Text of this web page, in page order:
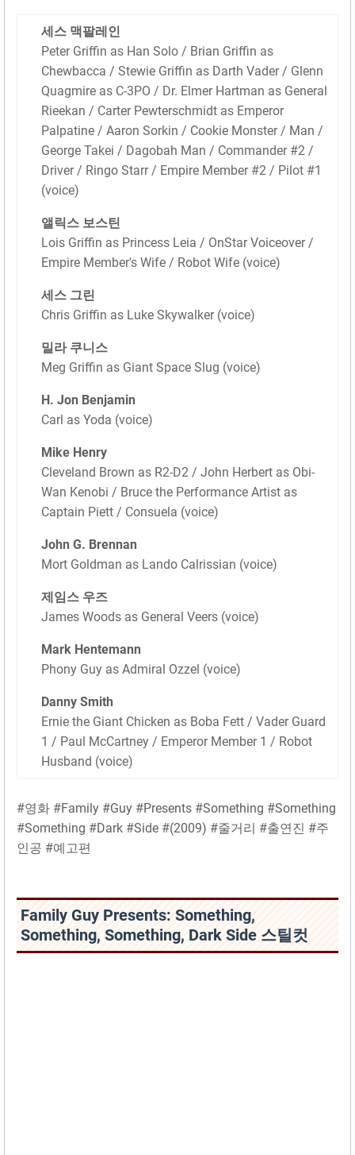
세스 맥팔레인
Peter Griffin as Han Solo / Brian Griffin as
Chewbacca / Stewie Griffin as Darth Vader / Glenn
Quagmire as C-3PO / Dr. Elmer Hartman as General
Rieekan / Carter Pewterschmidt as Emperor
Palpatine / Aaron Sorkin / Cookie Monster / Man /
George Takei / Dagobah Man / Commander #2 /
Driver / Ringo Starr / Empire Member #2 / Pilot #1
(voice)
앨릭스 보스틴
Lois Griffin as Princess Leia / OnStar Voiceover /
Empire Member's Wife / Robot Wife (voice)
세스 그린
Chris Griffin as Luke Skywalker (voice)
밀라 쿠니스
Meg Griffin as Giant Space Slug (voice)
H. Jon Benjamin
Carl as Yoda (voice)
Mike Henry
Cleveland Brown as R2-D2 / John Herbert as Obi-
Wan Kenobi / Bruce the Performance Artist as
Captain Piett / Consuela (voice)
John G. Brennan
Mort Goldman as Lando Calrissian (voice)
제임스 우즈
James Woods as General Veers (voice)
Mark Hentemann
Phony Guy as Admiral Ozzel (voice)
Danny Smith
Ernie the Giant Chicken as Boba Fett / Vader Guard
1 / Paul McCartney / Emperor Member 1 / Robot
Husband (voice)
#영화 #Family #Guy #Presents #Something #Something
#Something #Dark #Side #(2009) #줄거리 #출연진 #주
인공 #예고편
Family Guy Presents: Something,
Something, Something, Dark Side 스틸컷